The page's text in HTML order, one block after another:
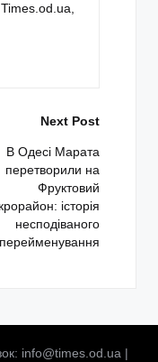
Next Post
В Одесі Марата
перетворили на
Фруктовий
історія
несподіваного
перейменування
info@times.od.ua |